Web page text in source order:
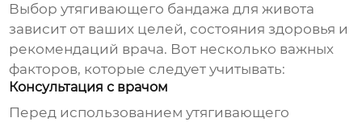
Выборутягивающего бандажа для живота
зависит от ваших целей, состояния здоровья и
рекомендаций врача. Вот несколько важных
факторов, которые следует учитывать:
Консультация с врачом
Перед использованиемутягивающего